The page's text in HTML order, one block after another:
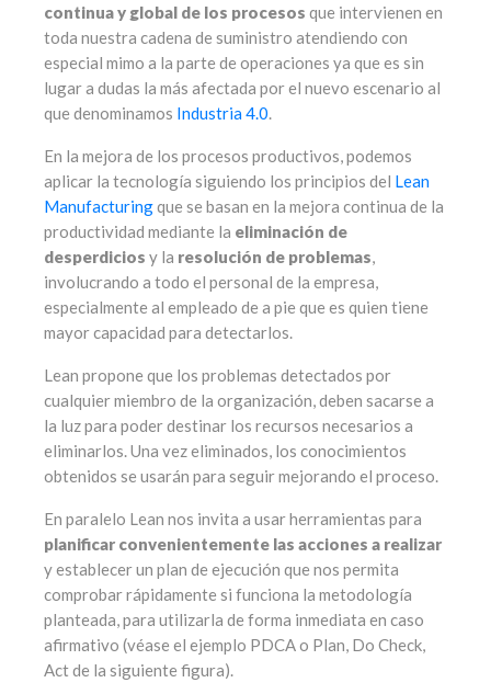
continua y global de los procesos que intervienen en
toda nuestra cadena de suministro atendiendo con
especial mimo a la parte de operaciones ya que es sin
lugar a dudas la más afectada por el nuevo escenario al
que denominamos Industria 4.0.
En la mejora de los procesos productivos, podemos
aplicar la tecnología siguiendo los principios del Lean
Manufacturingque se basan en la mejora continua de la
productividad mediante la eliminación de
desperdicios y la resolución de problemas,
involucrando a todo el personal de la empresa,
especialmente al empleado de a pie que es quien tiene
mayor capacidad para detectarlos.
Lean propone que los problemas detectados por
cualquier miembro de la organización, deben sacarse a
la luz para poder destinar los recursos necesarios a
eliminarlos. Una vez eliminados, los conocimientos
obtenidos se usarán para seguir mejorando el proceso.
En paralelo Lean nos invita a usar herramientas para
planificar convenientemente las acciones a realizar
y establecer un plan de ejecución que nos permita
comprobar rápidamente si funciona la metodología
planteada, para utilizarla de forma inmediata en caso
afirmativo (véase el ejemplo PDCA o Plan, Do Check,
Act de la siguiente figura).